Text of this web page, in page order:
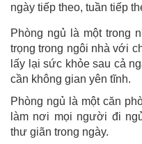
ngày tiếp theo, tuần tiếp
Phòng ngủ là một trong
trọng trong ngôi nhà với
lấy lại sức khỏe sau cả
cần không gian yên tĩnh.
Phòng ngủ là một căn
làm nơi mọi người đi
thư giãn trong ngày.